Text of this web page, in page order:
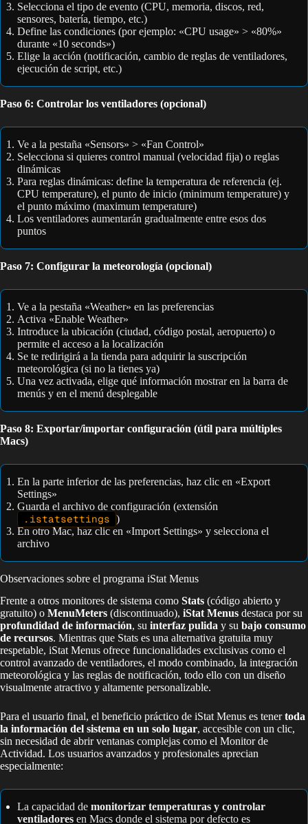
Selecciona el tipo de evento (CPU, memoria, discos, red,
sensores, batería, tiempo, etc.)
Define las condiciones (por ejemplo: «CPU usage» > «80%»
durante «10 seconds»)
Elige la acción (notificación, cambio de reglas de ventiladores,
ejecución de script, etc.)
Paso 6: Controlar los ventiladores (opcional)
Ve a la pestaña «Sensors» > «Fan Control»
Selecciona si quieres control manual (velocidad fija) o reglas
dinámicas
Para reglas dinámicas: define la temperatura de referencia (ej.
CPU temperature), el punto de inicio (minimum temperature) y
el punto máximo (maximum temperature)
Los ventiladores aumentarán gradualmente entre esos dos
puntos
Paso 7: Configurar la meteorología (opcional)
Ve a la pestaña «Weather» en las preferencias
Activa «Enable Weather»
Introduce la ubicación (ciudad, código postal, aeropuerto) o
permite el acceso a la localización
Se te redirigirá a la tienda para adquirir la suscripción
meteorológica (si no la tienes ya)
Una vez activada, elige qué información mostrar en la barra de
menús y en el menú desplegable
Paso 8: Exportar/importar configuración (útil para múltiples
Macs)
En la parte inferior de las preferencias, haz clic en «Export
Settings»
Guarda el archivo de configuración (extensión
.istatsettings )
En otro Mac, haz clic en «Import Settings» y selecciona el
archivo
Observaciones sobre el programa iStat Menus
Frente a otros monitores de sistema como Stats (código abierto y
gratuito) o MenuMeters (discontinuado), iStat Menus destaca por su
profundidad de información, su interfaz pulida y su bajo consumo
de recursos. Mientras que Stats es una alternativa gratuita muy
respetable, iStat Menus ofrece funcionalidades exclusivas como el
control avanzado de ventiladores, el modo combinado, la integración
meteorológica y las reglas de notificación, todo ello con un diseño
visualmente atractivo y altamente personalizable.
Para el usuario final, el beneficio práctico de iStat Menus es tenertoda
la información del sistema en un solo lugar, accesible con un clic,
sin necesidad de abrir ventanas complejas como el Monitor de
Actividad. Los usuarios avanzados y profesionales aprecian
especialmente:
La capacidad de monitorizar temperaturas y controlar
ventiladores en Macs donde el sistema por defecto es